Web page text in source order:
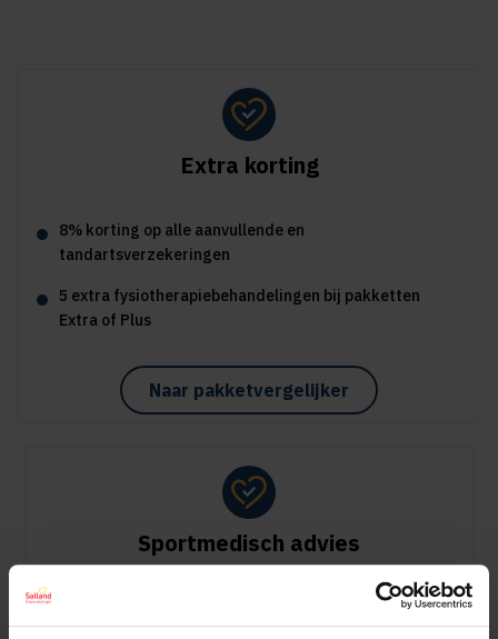
Extra korting
8% korting op alle aanvullende en
tandartsverzekeringen
5 extra fysiotherapiebehandelingen bij pakketten
Extra of Plus
Naar pakketvergelijker
Sportmedisch advies
Vergoeding tot €125 per kalenderjaar bij pakket Plus